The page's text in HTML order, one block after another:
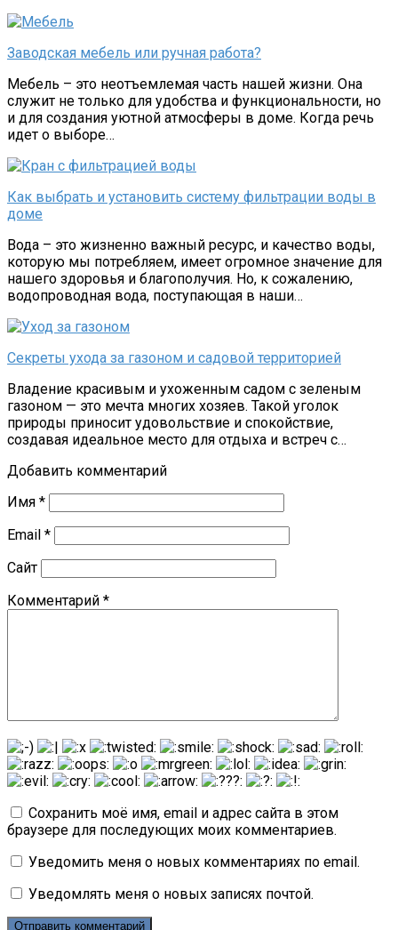
Заводская мебель или ручная работа?
Мебель – это неотъемлемая часть нашей жизни. Она
служит не только для удобства и функциональности, но
и для создания уютной атмосферы в доме. Когда речь
идет о выборе…
Как выбрать и установить систему фильтрации воды в
доме
Вода – это жизненно важный ресурс, и качество воды,
которую мы потребляем, имеет огромное значение для
нашего здоровья и благополучия. Но, к сожалению,
водопроводная вода, поступающая в наши…
Секреты ухода за газоном и садовой территорией
Владение красивым и ухоженным садом с зеленым
газоном — это мечта многих хозяев. Такой уголок
природы приносит удовольствие и спокойствие,
создавая идеальное место для отдыха и встреч с…
Добавить комментарий
Имя *
Email *
Сайт
Комментарий *
Сохранить моё имя, email и адрес сайта в этом
браузере для последующих моих комментариев.
Уведомить меня о новых комментариях по email.
Уведомлять меня о новых записях почтой.